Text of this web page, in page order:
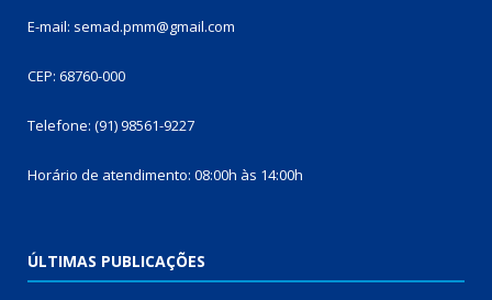
E-mail: semad.pmm@gmail.com
CEP: 68760-000
Telefone: (91) 98561-9227
Horário de atendimento: 08:00h às 14:00h
ÚLTIMAS PUBLICAÇÕES